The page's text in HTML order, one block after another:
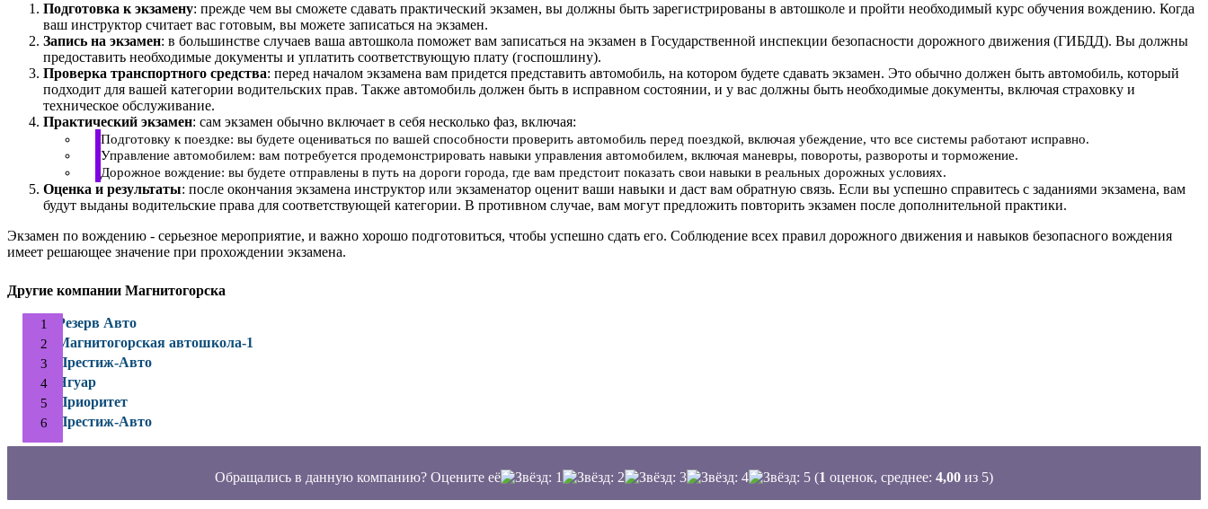
Подготовка к экзамену: прежде чем вы сможете сдавать практический экзамен, вы должны быть зарегистрированы в автошколе и пройти необходимый курс обучения вождению. Когда
ваш инструктор считает вас готовым, вы можете записаться на экзамен.
Запись на экзамен: в большинстве случаев ваша автошкола поможет вам записаться на экзамен в Государственной инспекции безопасности дорожного движения (ГИБДД). Вы должны
предоставить необходимые документы и уплатить соответствующую плату (госпошлину).
Проверка транспортного средства: перед началом экзамена вам придется представить автомобиль, на котором будете сдавать экзамен. Это обычно должен быть автомобиль, который
подходит для вашей категории водительских прав. Также автомобиль должен быть в исправном состоянии, и у вас должны быть необходимые документы, включая страховку и
техническое обслуживание.
Практический экзамен: сам экзамен обычно включает в себя несколько фаз, включая:
Подготовку к поездке: вы будете оцениваться по вашей способности проверить автомобиль перед поездкой, включая убеждение, что все системы работают исправно.
Управление автомобилем: вам потребуется продемонстрировать навыки управления автомобилем, включая маневры, повороты, развороты и торможение.
Дорожное вождение: вы будете отправлены в путь на дороги города, где вам предстоит показать свои навыки в реальных дорожных условиях.
Оценка и результаты: после окончания экзамена инструктор или экзаменатор оценит ваши навыки и даст вам обратную связь. Если вы успешно справитесь с заданиями экзамена, вам
будут выданы водительские права для соответствующей категории. В противном случае, вам могут предложить повторить экзамен после дополнительной практики.
Экзамен по вождению - серьезное мероприятие, и важно хорошо подготовиться, чтобы успешно сдать его. Соблюдение всех правил дорожного движения и навыков безопасного вождения
имеет решающее значение при прохождении экзамена.
Другие компании Магнитогорска
Резерв Авто
Магнитогорская автошкола-1
Престиж-Авто
Ягуар
Приоритет
Престиж-Авто
Обращались в данную компанию? Оцените её (1 оценок, среднее: 4,00 из 5)